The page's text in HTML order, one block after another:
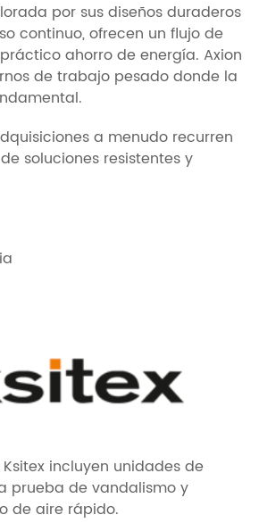
por sus diseños duraderos
continuo, ofrecen un flujo de
ahorro de energía. Axion
de trabajo pesado donde la
a menudo recurren
soluciones resistentes y
incluyen unidades de
prueba de vandalismo y
de aire rápido.